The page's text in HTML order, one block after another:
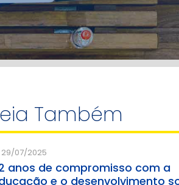
Também
29/07/2025
anos de compromisso com a
e o desenvolvimento